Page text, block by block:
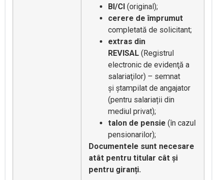
BI/CI (original);
cerere de împrumut
completată de solicitant;
extras din
REVISAL (Registrul
electronic de evidenţă a
salariaţilor) – semnat
și ștampilat de angajator
(pentru salariații din
mediul privat);
talon de pensie (în cazul
pensionarilor);
Documentele sunt necesare
atât pentru titular cât și
pentru giranți.